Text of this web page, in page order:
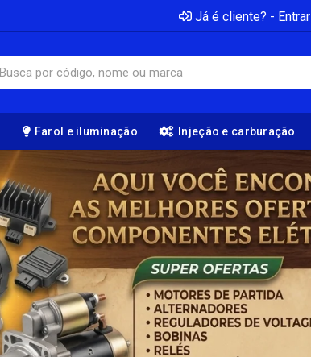
Já é cliente? - Entrar
Farol e iluminação Injeção e carburação